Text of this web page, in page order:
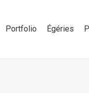
Portfolio Égéries